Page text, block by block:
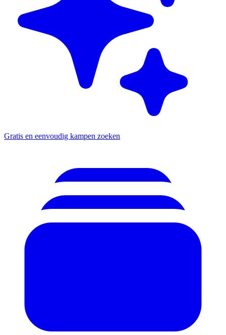
Gratis en eenvoudig kampen zoeken